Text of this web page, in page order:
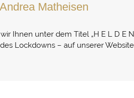
Matheisen
Ihnen unter dem Titel „H E L D
Lockdowns – auf unserer